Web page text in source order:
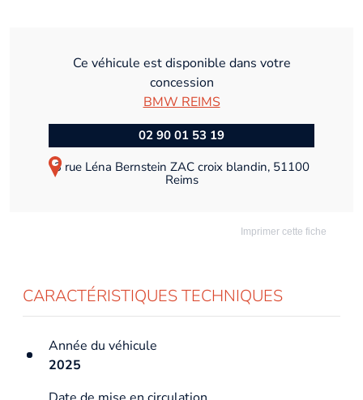
Ce véhicule est disponible dans votre
concession
BMW REIMS
02 90 01 53 19
3 rue Léna Bernstein ZAC croix blandin, 51100
Reims
Imprimer cette fiche
CARACTÉRISTIQUES TECHNIQUES
Année du véhicule
2025